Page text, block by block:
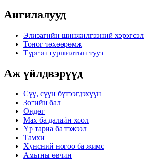
Ангилалууд
Элизагийн шинжилгээний хэрэгсэл
Тоног төхөөрөмж
Түргэн туршилтын тууз
Аж үйлдвэрүүд
Сүү, сүүн бүтээгдэхүүн
Зөгийн бал
Өндөг
Мах ба далайн хоол
Үр тариа ба тэжээл
Тамхи
Хүнсний ногоо ба жимс
Амьтны өвчин